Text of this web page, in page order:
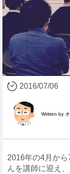
2016/07/06
Written by
2016年の4月か
んを講師に迎え